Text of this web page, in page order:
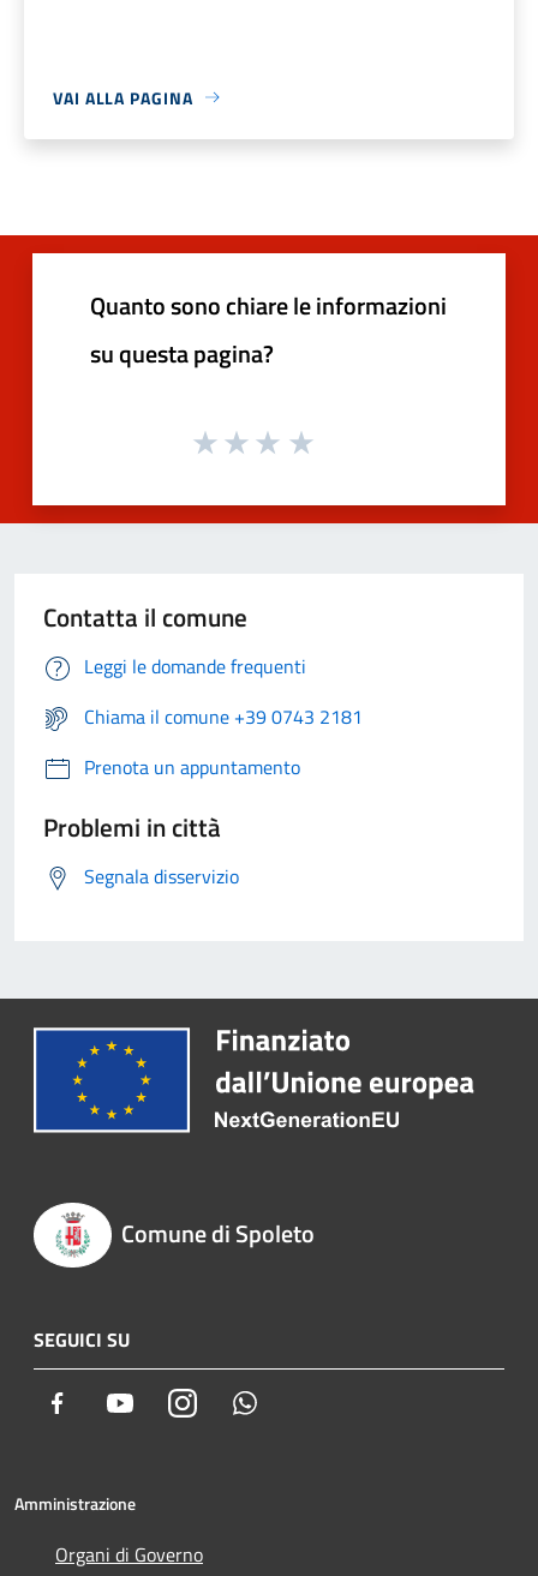
VAI ALLA PAGINA
Quanto sono chiare le informazioni
su questa pagina?
Contatta il comune
Leggi le domande frequenti
Chiama il comune +39 0743 2181
Prenota un appuntamento
Problemi in città
Segnala disservizio
Comune di Spoleto
SEGUICI SU
Facebook YoutubeInstagram
Amministrazione
Organi di Governo